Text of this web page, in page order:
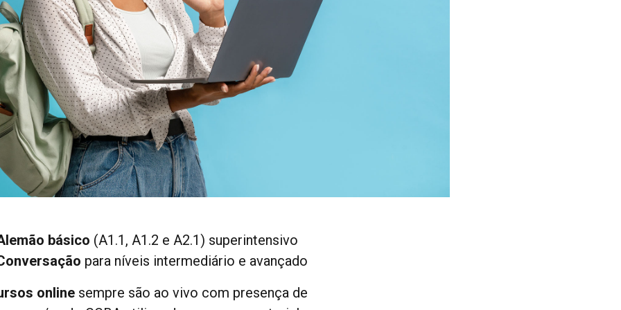
básico (A1.1, A1.2 e A2.1) superintensivo
para níveis intermediário e avançado
online sempre são ao vivo com presença de